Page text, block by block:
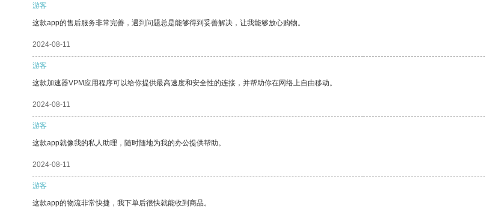
游客
这款app的售后服务非常完善，遇到问题总是能够得到妥善解决，让我能够放心购物。
2024-08-11
游客
这款加速器VPM应用程序可以给你提供最高速度和安全性的连接，并帮助你在网络上自由移动。
2024-08-11
游客
这款app就像我的私人助理，随时随地为我的办公提供帮助。
2024-08-11
游客
这款app的物流非常快捷，我下单后很快就能收到商品。